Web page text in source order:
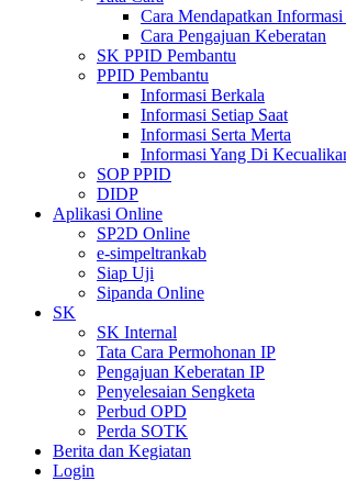
Cara Mendapatkan
Cara Pengajuan Keberatan
SK PPID Pembantu
PPID Pembantu
Informasi Berkala
Informasi Setiap Saat
Informasi Serta Merta
Informasi Yang Di
SOP PPID
DIDP
Aplikasi Online
SP2D Online
e-simpeltrankab
Siap Uji
Sipanda Online
SK
SK Internal
Tata Cara Permohonan IP
Pengajuan Keberatan IP
Penyelesaian Sengketa
Perbud OPD
Perda SOTK
Berita dan Kegiatan
Login